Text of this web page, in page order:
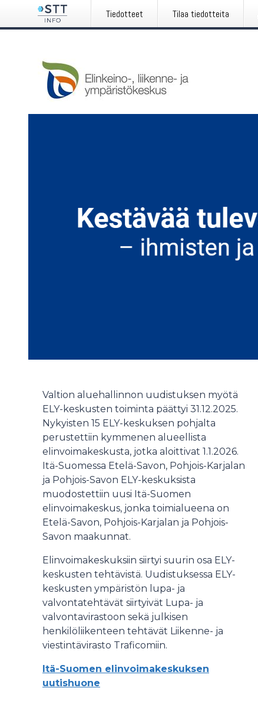
Tiedotteet Tilaa tiedotteita
Valtion aluehallinnon uudistuksen myötä
ELY-keskusten toiminta päättyi 31.12.2025.
Nykyisten 15 ELY-keskuksen pohjalta
perustettiin kymmenen alueellista
elinvoimakeskusta, jotka aloittivat 1.1.2026.
Itä-Suomessa Etelä-Savon, Pohjois-Karjalan
ja Pohjois-Savon ELY-keskuksista
muodostettiin uusi Itä-Suomen
elinvoimakeskus, jonka toimialueena on
Etelä-Savon, Pohjois-Karjalan ja Pohjois-
Savon maakunnat.
Elinvoimakeskuksiin siirtyi suurin osa ELY-
keskusten tehtävistä. Uudistuksessa ELY-
keskusten ympäristön lupa- ja
valvontatehtävät siirtyivät Lupa- ja
valvontavirastoon sekä julkisen
henkilöliikenteen tehtävät Liikenne- ja
viestintävirasto Traficomiin.
Itä-Suomen elinvoimakeskuksen
uutishuone